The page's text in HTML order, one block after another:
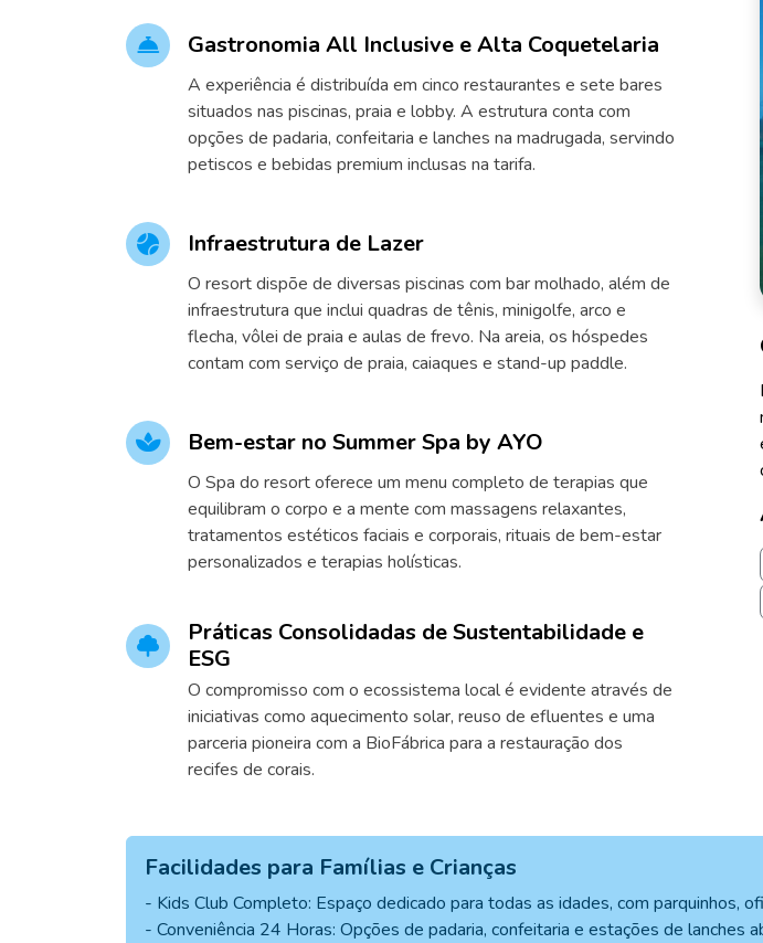
Gastronomia All Inclusive e Alta Coquetelaria
A experiência é distribuída em cinco restaurantes e sete bares
situados nas piscinas, praia e lobby. A estrutura conta com
opções de padaria, confeitaria e lanches na madrugada, servindo
petiscos e bebidas premium inclusas na tarifa.
Infraestrutura de Lazer
O resort dispõe de diversas piscinas com bar molhado, além de
infraestrutura que inclui quadras de tênis, minigolfe, arco e
flecha, vôlei de praia e aulas de frevo. Na areia, os hóspedes
contam com serviço de praia, caiaques e stand-up paddle.
Bem-estar no Summer Spa by AYO
O Spa do resort oferece um menu completo de terapias que
equilibram o corpo e a mente com massagens relaxantes,
tratamentos estéticos faciais e corporais, rituais de bem-estar
personalizados e terapias holísticas.
Práticas Consolidadas de Sustentabilidade e
ESG
O compromisso com o ecossistema local é evidente através de
iniciativas como aquecimento solar, reuso de efluentes e uma
parceria pioneira com a BioFábrica para a restauração dos
recifes de corais.
Facilidades para Famílias e Crianças
- Kids Club Completo: Espaço dedicado para todas as idades, com parquinhos,
- Conveniência 24 Horas: Opções de padaria, confeitaria e estações de